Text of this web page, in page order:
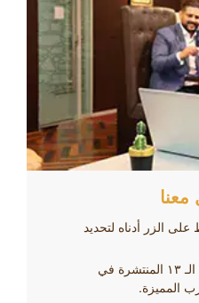
الزر أدناه لتحديد
اختر عنوان مكتبك ضمن فروعنا الـ ١۳ المنتشرة في
المميزة.